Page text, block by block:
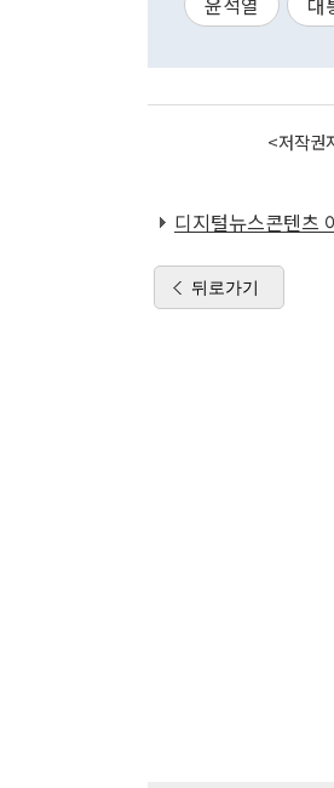
<저작권
디지털뉴스콘텐츠
뒤로가기